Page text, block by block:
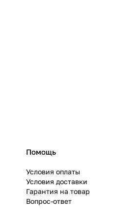
Помощь
Условия оплаты
Условия доставки
Гарантия на товар
Вопрос-ответ